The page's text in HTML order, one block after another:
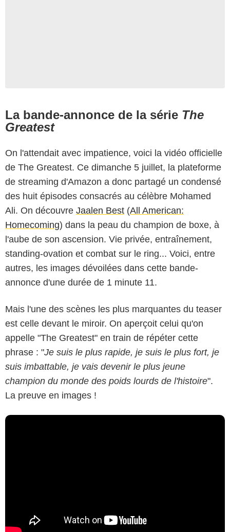
La bande-annonce de la série The
Greatest
On l'attendait avec impatience, voici la vidéo officielle
de The Greatest. Ce dimanche 5 juillet, la plateforme
de streaming d'Amazon a donc partagé un condensé
des huit épisodes consacrés au célèbre Mohamed
Ali. On découvre Jaalen Best (All American:
Homecoming) dans la peau du champion de boxe, à
l'aube de son ascension. Vie privée, entraînement,
standing-ovation et combat sur le ring... Voici, entre
autres, les images dévoilées dans cette bande-
annonce d'une durée de 1 minute 11.
Mais l'une des scènes les plus marquantes du teaser
est celle devant le miroir. On aperçoit celui qu'on
appelle "The Greatest" en train de répéter cette
phrase : "Je suis le plus rapide, je suis le plus fort, je
suis imbattable, je vais devenir le plus jeune
champion du monde des poids lourds de l'histoire".
La preuve en images !